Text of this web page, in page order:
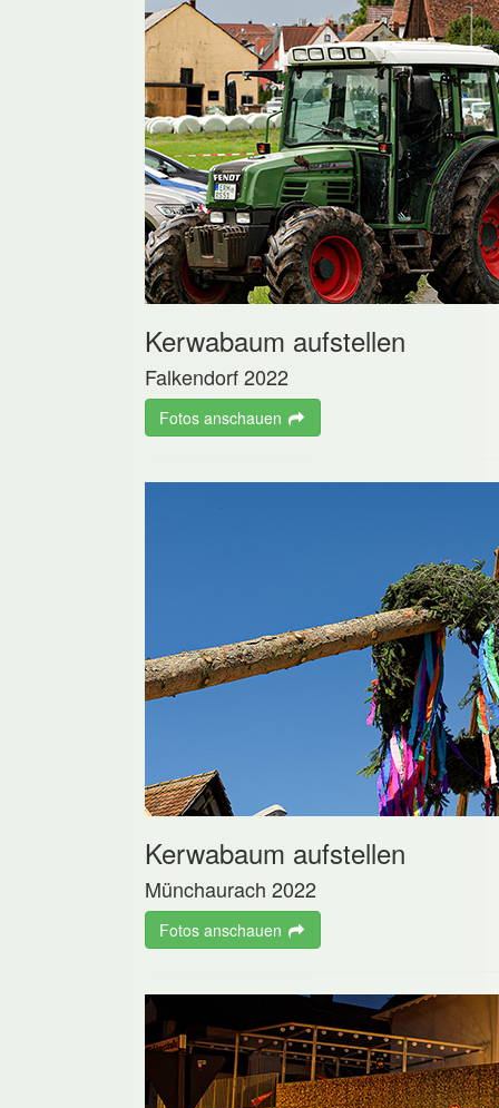
Kerwabaum aufstellen
Falkendorf 2022
Fotos anschauen
Kerwabaum aufstellen
Münchaurach 2022
Fotos anschauen